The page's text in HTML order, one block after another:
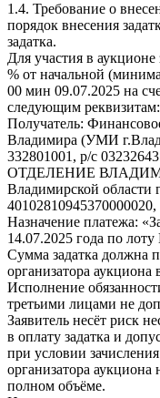
1.4. Требование о
порядок внесения
задатка.
Для участия в аукционе
% от начальной
00 мин 09.07.2025 на
следующим реквизитам:
Получатель:
Владимира (УМИ
332801001, р/с
ОТДЕЛЕНИЕ
Владимирской области
Назначение платежа:
14.07.2025 года по
Сумма задатка должна
организатора аукциона
Исполнение
третьими лицами не
Заявитель несёт риск
в оплату задатка и
при условии
организатора аукциона
полном объёме.